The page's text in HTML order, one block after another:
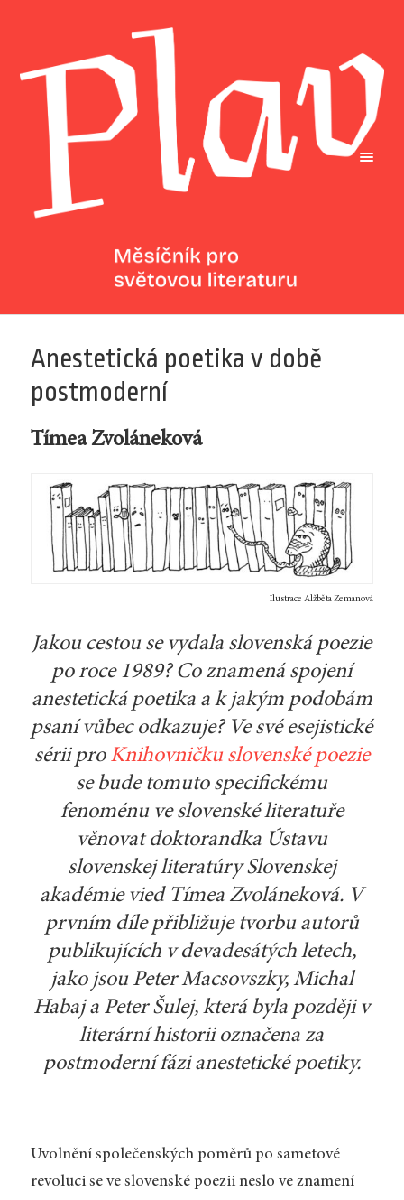
Anestetická poetika v době
postmoderní
Tímea Zvoláneková
Ilustrace Alžběta Zemanová
Jakou cestou se vydala slovenská poezie
po roce 1989? Co znamená spojení
anestetická poetika a k jakým podobám
psaní vůbec odkazuje? Ve své esejistické
sérii pro Knihovničku slovenské poezie
se bude tomuto specifickému
fenoménu ve slovenské literatuře
věnovat doktorandka Ústavu
slovenskej literatúry Slovenskej
akadémie vied Tímea Zvoláneková. V
prvním díle přibližuje tvorbu autorů
publikujících v devadesátých letech,
jako jsou Peter Macsovszky, Michal
Habaj a Peter Šulej, která byla později v
literární historii označena za
postmoderní fázi anestetické poetiky.
Uvolnění společenských poměrů po sametové
revoluci se ve slovenské poezii neslo ve znamení